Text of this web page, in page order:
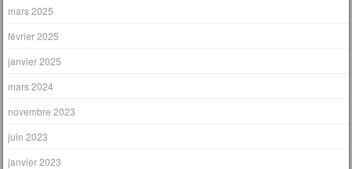
mars 2025
février 2025
janvier 2025
mars 2024
novembre 2023
juin 2023
janvier 2023